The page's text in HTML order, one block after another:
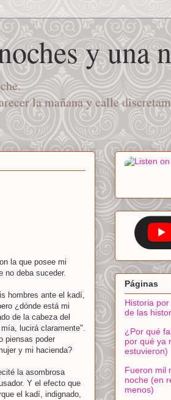
y una
la mañana y calle
la que posee mi
no deba suceder.
hombres ante el kadí,
¿dónde está mi
de la cabeza del
lucirá claramente".
piensas poder
y mi hacienda?
la asombrosa
Y el efecto que
el kadí, indignado,
Páginas
Historia
de las
¿Por qué
por qué ya
estuvieron)
Fueron mil
noche (en
menos)